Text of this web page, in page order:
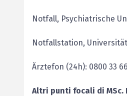
Notfall, Psychiatrische
Notfallstation,
Ärztefon (24h): 0800 33
Altri punti focali di MSc.